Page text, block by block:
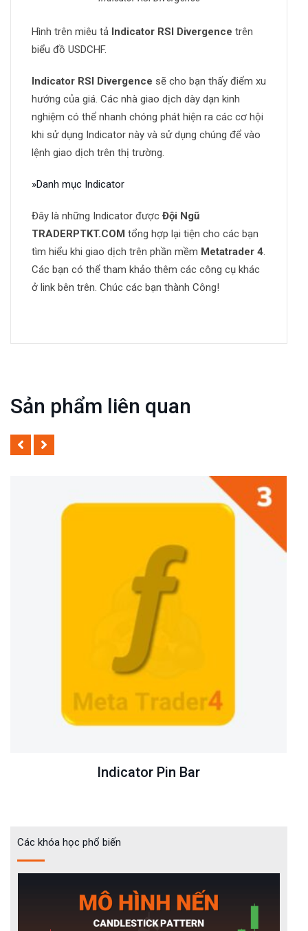
Hình trên miêu tả Indicator RSI Divergence trên
biểu đồ USDCHF.
Indicator RSI Divergence sẽ cho bạn thấy điểm xu
hướng của giá. Các nhà giao dịch dày dạn kinh
nghiệm có thể nhanh chóng phát hiện ra các cơ hội
khi sử dụng Indicator này và sử dụng chúng để vào
lệnh giao dịch trên thị trường.
»Danh mục Indicator
Đây là những Indicator được Đội Ngũ
TRADERPTKT.COM tổng hợp lại tiện cho các bạn
tìm hiểu khi giao dịch trên phần mềm Metatrader 4.
Các bạn có thể tham khảo thêm các công cụ khác
ở link bên trên. Chúc các bạn thành Công!
Sản phẩm liên quan
Indicator Pin Bar
Các khóa học phổ biến